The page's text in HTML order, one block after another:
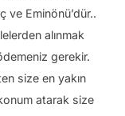
ve Eminönü’dür..
alınmak
gerekir.
size en yakın
atarak size